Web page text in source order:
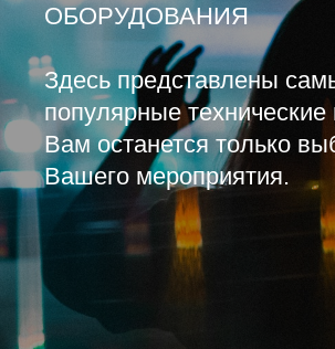
ОБОРУДОВАНИЯ
Здесь представлены
популярные технические
Вам останется только
Вашего мероприятия.